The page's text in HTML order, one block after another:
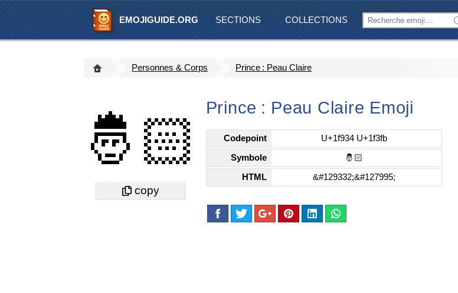
EMOJIGUIDE.ORG SECTIONS COLLECTIONS
Personnes & Corps Prince : Peau Claire
🤴🏻
Prince : Peau Claire Emoji
Codepoint U+1f934 U+1f3fb
Symbole 🤴🏻
HTML &#129332;&#127995;